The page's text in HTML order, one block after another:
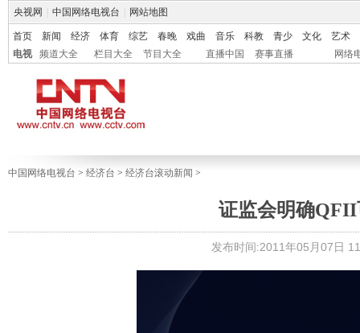
央视网 中国网络电视台 网站地图
首页 新闻 经济 体育 综艺 春晚 戏曲 音乐 科教 青少 文化
艺术
电视
频道大全 栏目大全 节目大全 直播中国 赛事直播 网络
中国网络电视台 > 经济台 > 经济台滚动新闻 >
证监会明确
发布时间:2011年05月07日